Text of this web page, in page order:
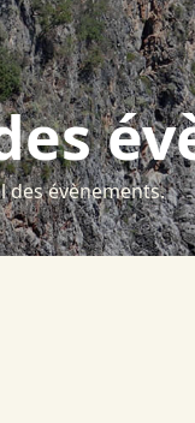
des évènements.